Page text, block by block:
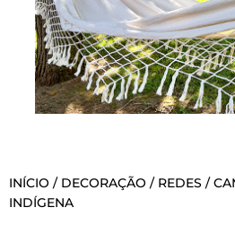
INÍCIO / DECORAÇÃO / REDES /
INDÍGENA